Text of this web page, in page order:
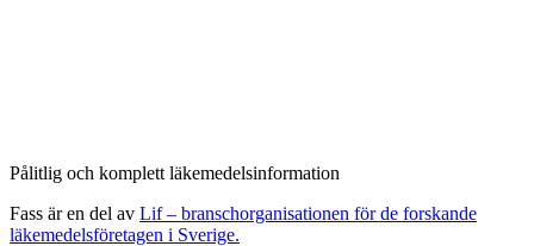
Pålitlig och komplett läkemedelsinformation
Fass är en del av Lif – branschorganisationen för de forskande
läkemedelsföretagen i Sverige.